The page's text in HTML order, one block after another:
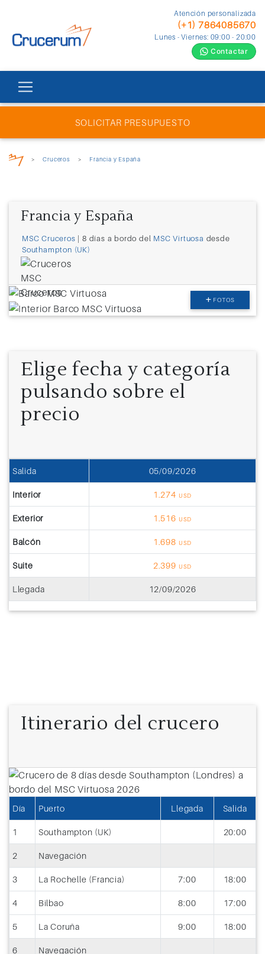
Atención personalizada
(+1) 7864085670
Lunes - Viernes: 09:00 - 20:00
Contactar
SOLICITAR PRESUPUESTO
> Cruceros > Francia y España
Francia y España
MSC Cruceros | 8 días a bordo del MSC Virtuosa desde
Southampton (UK)
FOTOS
Elige fecha y categoría
pulsando sobre el
precio
Salida 05/09/2026
Interior 1.274 USD
Exterior 1.516 USD
Balcón 1.698 USD
Suite 2.399 USD
Llegada 12/09/2026
Itinerario del crucero
Día Puerto Llegada Salida
1 Southampton (UK) 20:00
2 Navegación
3 La Rochelle (Francia) 7:00 18:00
4 Bilbao 8:00 17:00
5 La Coruña 9:00 18:00
6 Navegación